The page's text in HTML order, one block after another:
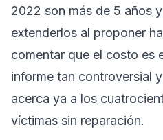
2022 son más de 5 años
extenderlos al proponer
comentar que el costo es
informe tan controversial
acerca ya a los
víctimas sin reparación.